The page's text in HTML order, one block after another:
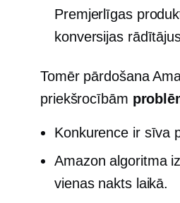
Premjerlīgas
konversijas
Tomēr pārdošana
priekšrocībām
Konkurence ir sīva
Amazon algoritma
vienas nakts laikā.